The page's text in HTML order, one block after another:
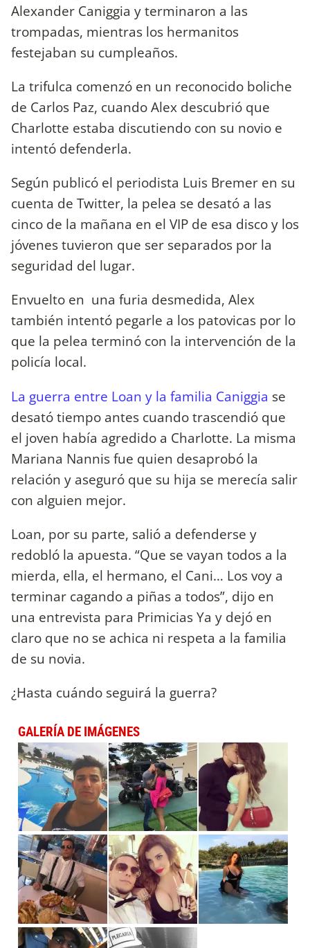
Alexander Caniggia y terminaron a las
trompadas, mientras los hermanitos
festejaban su cumpleaños.
La trifulca comenzó en un reconocido boliche
de Carlos Paz, cuando Alex descubrió que
Charlotte estaba discutiendo con su novio e
intentó defenderla.
Según publicó el periodista Luis Bremer en su
cuenta de Twitter, la pelea se desató a las
cinco de la mañana en el VIP de esa disco y los
jóvenes tuvieron que ser separados por la
seguridad del lugar.
Envuelto en una furia desmedida, Alex
también intentó pegarle a los patovicas por lo
que la pelea terminó con la intervención de la
policía local.
La guerra entre Loan y la familia Caniggia se
desató tiempo antes cuando trascendió que
el joven había agredido a Charlotte. La misma
Mariana Nannis fue quien desaprobó la
relación y aseguró que su hija se merecía salir
con alguien mejor.
Loan, por su parte, salió a defenderse y
redobló la apuesta. “Que se vayan todos a la
mierda, ella, el hermano, el Cani… Los voy a
terminar cagando a piñas a todos”, dijo en
una entrevista para Primicias Ya y dejó en
claro que no se achica ni respeta a la familia
de su novia.
¿Hasta cuándo seguirá la guerra?
GALERÍA DE IMÁGENES